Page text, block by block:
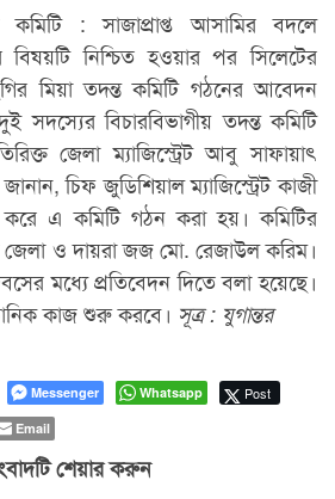
কমিটি : সাজাপ্রাপ্ত আসামির বদলে
নিশ্চিত হওয়ার পর সিলেটের
মিয়া তদন্ত কমিটি গঠনের আবেদন
সদস্যের বিচারবিভাগীয় তদন্ত কমিটি
জেলা ম্যাজিস্ট্রেট আবু সাফায়াৎ
চিফ জুডিশিয়াল ম্যাজিস্ট্রেট কাজী
করে এ কমিটি গঠন করা হয়। কমিটির
ও দায়রা জজ মো. রেজাউল করিম।
মধ্যে প্রতিবেদন দিতে বলা হয়েছে।
কাজ শুরু করবে। সূত্র : যুগান্তর
Messenger Whatsapp Post
Email
শেয়ার করুন